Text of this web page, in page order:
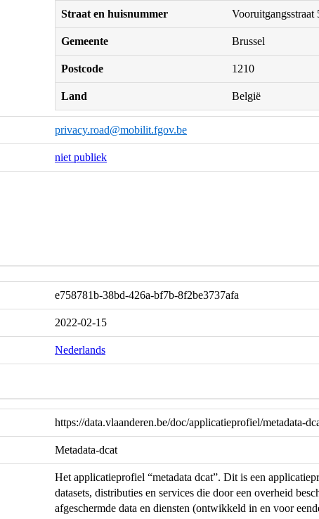
Straat en huisnummer Vooruitgangsstraat
Gemeente Brussel
Postcode 1210
Land België
privacy.road@mobilit.fgov.be
niet publiek
e758781b-38bd-426a-bf7b-8f2be3737afa
2022-02-15
Nederlands
https://data.vlaanderen.be/doc/applicatieprofiel/metadata-
Metadata-dcat
Het applicatieprofiel “metadata dcat”. Dit is een
datasets, distributies en services die door een overheid
afgeschermde data en diensten (ontwikkeld in en voor